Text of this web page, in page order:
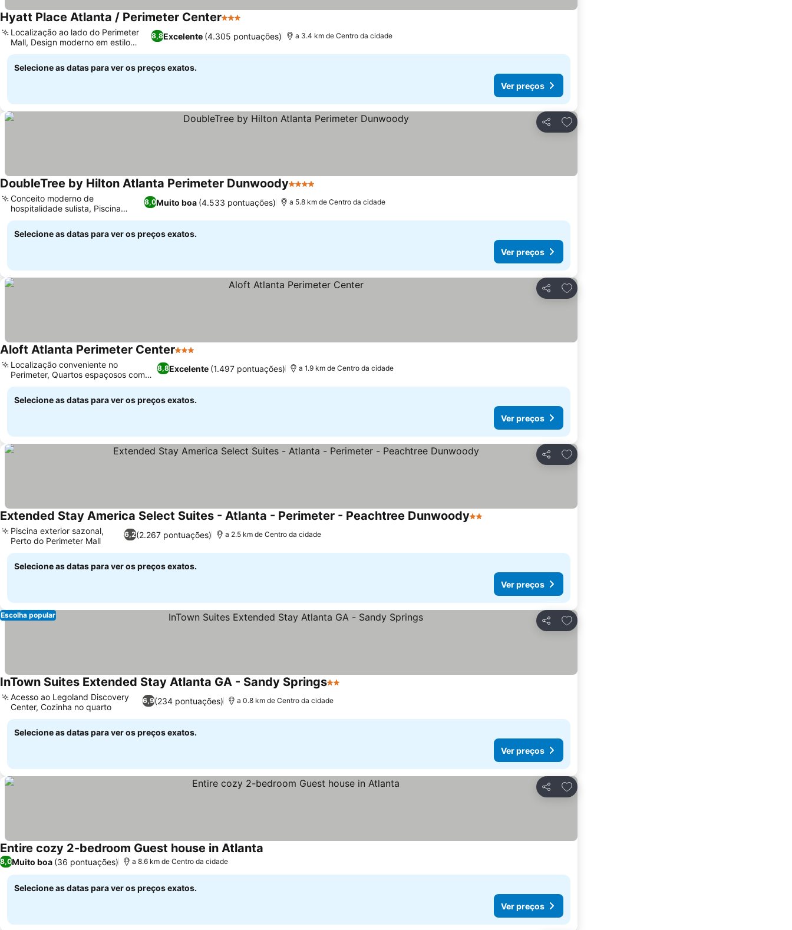
Hyatt Place Atlanta / Perimeter Center3 Estrelas
8,8Excelente (4.305 pontuações)
Localização ao lado do Perimeter
Mall, Design moderno em estilo
europeu
a 3.4 km de Centro da cidade
Selecione as datas para ver os preços exatos.
Ver preços
Partilhar
Adicionar aos favoritos
DoubleTree by Hilton Atlanta Perimeter Dunwoody4 Estrelas
8,0Muito boa (4.533 pontuações)
Conceito moderno de
hospitalidade sulista, Piscina
externa aquecida
a 5.8 km de Centro da cidade
Selecione as datas para ver os preços exatos.
Ver preços
Partilhar
Adicionar aos favoritos
Aloft Atlanta Perimeter Center3 Estrelas
8,8Excelente (1.497 pontuações)
Localização conveniente no
Perimeter, Quartos espaçosos com
inspiração loft
a 1.9 km de Centro da cidade
Selecione as datas para ver os preços exatos.
Ver preços
Partilhar
Adicionar aos favoritos
Extended Stay America Select Suites - Atlanta - Perimeter - Peachtree Dunwoody2 Estrelas
6,2(2.267 pontuações)
Piscina exterior sazonal,
Perto do Perimeter Mall
a 2.5 km de Centro da cidade
Selecione as datas para ver os preços exatos.
Ver preços
Partilhar
Adicionar aos favoritos
Escolha popular
InTown Suites Extended Stay Atlanta GA - Sandy Springs2 Estrelas
6,9(234 pontuações)
Acesso ao Legoland Discovery
Center, Cozinha no quarto
a 0.8 km de Centro da cidade
Selecione as datas para ver os preços exatos.
Ver preços
Partilhar
Adicionar aos favoritos
Entire cozy 2-bedroom Guest house in Atlanta
8,0Muito boa (36 pontuações) a 8.6 km de Centro da cidade
Selecione as datas para ver os preços exatos.
Ver preços